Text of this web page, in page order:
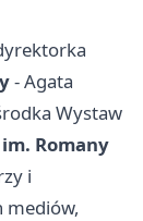
- Agata
Wystaw
Romany
i
mediów,